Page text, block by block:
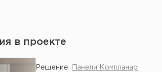
в проекте
Решение:
Панели Компланар